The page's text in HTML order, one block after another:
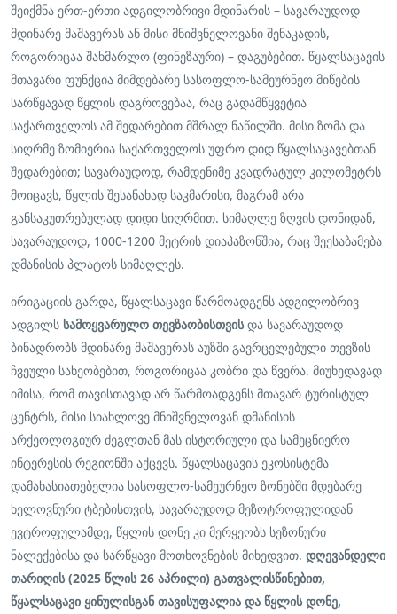
შეიქმნა ერთ-ერთი ადგილობრივი მდინარის – სავარაუდოდ
მდინარე მაშავერას ან მისი მნიშვნელოვანი შენაკადის,
როგორიცაა შახმარლო (ფინეზაური) – დაგუბებით. წყალსაცავის
მთავარი ფუნქცია მიმდებარე სასოფლო-სამეურნეო მიწების
სარწყავად წყლის დაგროვებაა, რაც გადამწყვეტია
საქართველოს ამ შედარებით მშრალ ნაწილში. მისი ზომა და
სიღრმე ზომიერია საქართველოს უფრო დიდ წყალსაცავებთან
შედარებით; სავარაუდოდ, რამდენიმე კვადრატულ კილომეტრს
მოიცავს, წყლის შესანახად საკმარისი, მაგრამ არა
განსაკუთრებულად დიდი სიღრმით. სიმაღლე ზღვის დონიდან,
სავარაუდოდ, 1000-1200 მეტრის დიაპაზონშია, რაც შეესაბამება
დმანისის პლატოს სიმაღლეს.
ირიგაციის გარდა, წყალსაცავი წარმოადგენს ადგილობრივ
ადგილს სამოყვარულო თევზაობისთვისდა სავარაუდოდ
ბინადრობს მდინარე მაშავერას აუზში გავრცელებული თევზის
ჩვეული სახეობებით, როგორიცაა კობრი და წვერა. მიუხედავად
იმისა, რომ თავისთავად არ წარმოადგენს მთავარ ტურისტულ
ცენტრს, მისი სიახლოვე მნიშვნელოვან დმანისის
არქეოლოგიურ ძეგლთან მას ისტორიული და სამეცნიერო
ინტერესის რეგიონში აქცევს. წყალსაცავის ეკოსისტემა
დამახასიათებელია სასოფლო-სამეურნეო ზონებში მდებარე
ხელოვნური ტბებისთვის, სავარაუდოდ მეზოტროფულიდან
ევტროფულამდე, წყლის დონე კი მერყეობს სეზონური
ნალექებისა და სარწყავი მოთხოვნების მიხედვით. დღევანდელი
თარიღის (2025 წლის 26 აპრილი) გათვალისწინებით,
წყალსაცავი ყინულისგან თავისუფალია და წყლის დონე,